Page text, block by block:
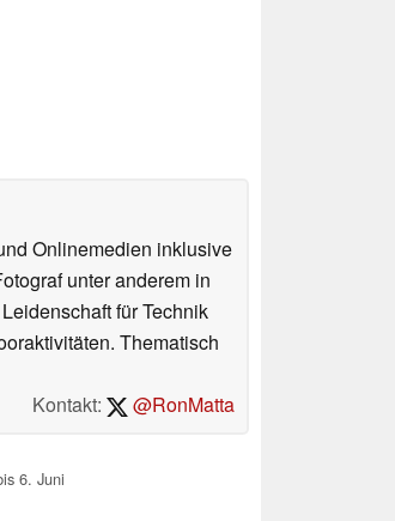
Onlinemedien inklusive
unter anderem in
für Technik
Thematisch
Kontakt:
@RonMatta
6. Juni